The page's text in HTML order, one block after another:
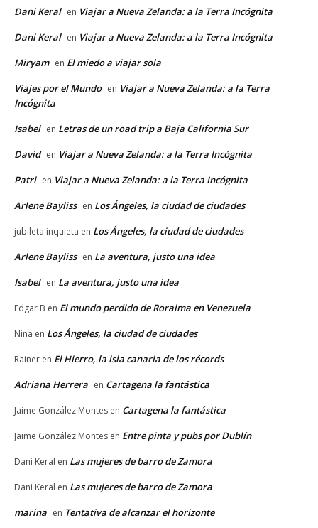
Dani Keral en Viajar a Nueva Zelanda: a la Terra Incógnita
Dani Keral en Viajar a Nueva Zelanda: a la Terra Incógnita
Miryam en El miedo a viajar sola
Viajes por el Mundo en Viajar a Nueva Zelanda: a la Terra
Incógnita
Isabel en Letras de un road trip a Baja California Sur
David en Viajar a Nueva Zelanda: a la Terra Incógnita
Patri en Viajar a Nueva Zelanda: a la Terra Incógnita
Arlene Bayliss en Los Ángeles, la ciudad de ciudades
jubileta inquieta en Los Ángeles, la ciudad de ciudades
Arlene Bayliss en La aventura, justo una idea
Isabel en La aventura, justo una idea
Edgar B en El mundo perdido de Roraima en Venezuela
Nina en Los Ángeles, la ciudad de ciudades
Rainer en El Hierro, la isla canaria de los récords
Adriana Herrera en Cartagena la fantástica
Jaime González Montes en Cartagena la fantástica
Jaime González Montes en Entre pinta y pubs por Dublín
Dani Keral en Las mujeres de barro de Zamora
Dani Keral en Las mujeres de barro de Zamora
marina en Tentativa de alcanzar el horizonte